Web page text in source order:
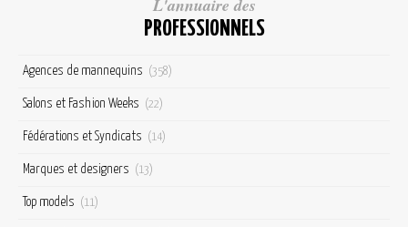
L'annuaire des
PROFESSIONNELS
Agences de mannequins (358)
Salons et Fashion Weeks (22)
Fédérations et Syndicats (14)
Marques et designers (13)
Top models (11)